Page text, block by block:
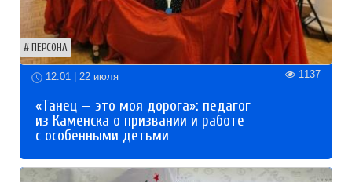
ПЕРСОНА
12:01 | 22 июля 1137
«Танец — это моя дорога»: педагог
из Каменска о призвании и работе
с особенными детьми